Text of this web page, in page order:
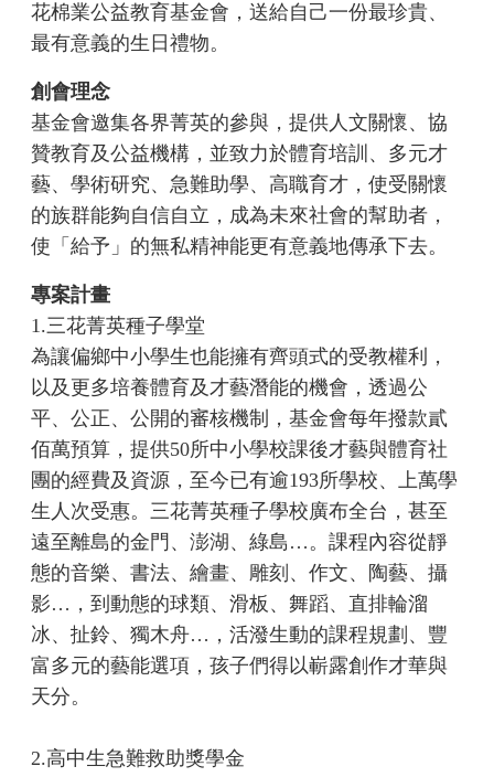
花棉業公益教育基金會，送給自己一份最珍貴、
最有意義的生日禮物。
創會理念
基金會邀集各界菁英的參與，提供人文關懷、協
贊教育及公益機構，並致力於體育培訓、多元才
藝、學術研究、急難助學、高職育才，使受關懷
的族群能夠自信自立，成為未來社會的幫助者，
使「給予」的無私精神能更有意義地傳承下去。
專案計畫
1.三花菁英種子學堂
為讓偏鄉中小學生也能擁有齊頭式的受教權利，
以及更多培養體育及才藝潛能的機會，透過公
平、公正、公開的審核機制，基金會每年撥款貳
佰萬預算，提供50所中小學校課後才藝與體育社
團的經費及資源，至今已有逾193所學校、上萬學
生人次受惠。三花菁英種子學校廣布全台，甚至
遠至離島的金門、澎湖、綠島…。課程內容從靜
態的音樂、書法、繪畫、雕刻、作文、陶藝、攝
影…，到動態的球類、滑板、舞蹈、直排輪溜
冰、扯鈴、獨木舟…，活潑生動的課程規劃、豐
富多元的藝能選項，孩子們得以嶄露創作才華與
天分。
2.高中生急難救助獎學金